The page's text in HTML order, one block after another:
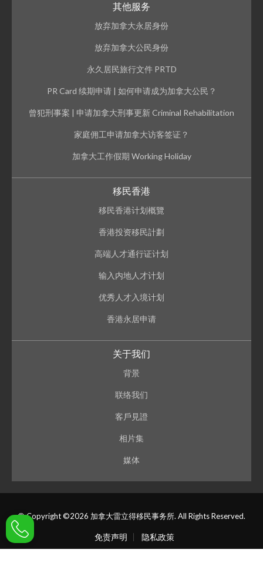
其他服务
放弃加拿大永居身份
放弃加拿大公民身份
永久居民旅行文件 PRTD
PR Card 续期申请 | 如何申请成为加拿大公民？
曾犯刑事案 | 申请加拿大刑事更新 Criminal Rehabilitation
家庭佣工申请加拿大访客签证？
加拿大工作假期 Working Holiday
移民香港
移民香港计划概覽
香港投资移民計劃
高端人才通行证计划
输入内地人才计划
优秀人才入境计划
香港永居申请
关于我们
背景
联络我们
客戶見證
相片集
媒体
© Copyright ©2026 加拿大雷立得移民事务所. All Rights Reserved.
免责声明 隐私政策